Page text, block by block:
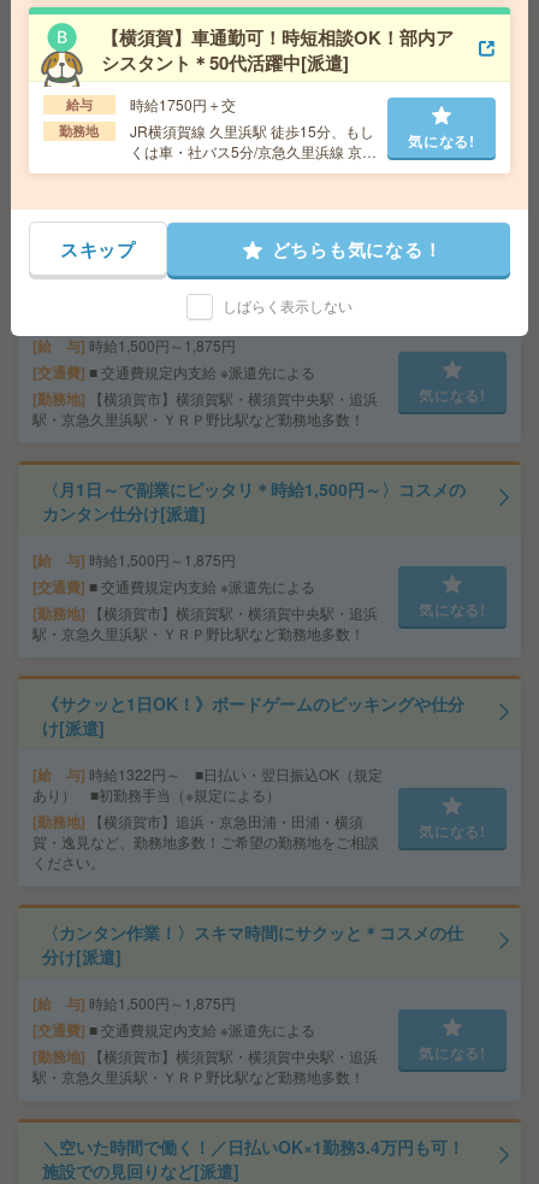
＼1日～OKの簡単作業／輸入お菓子の仕分けやラベル貼
り[派遣]
給 与 時給1322円～ ▼日払いOK（規定あり） ■
初勤務手当あり ※規定による
＜時給1,500円～＊好きな時にお仕事＞コスメのモクモク
給 与 時給1,500円～1,875円
交通費 ■ 交通費規定内支給 ※派遣先による
勤務地
【横須賀市】横須賀駅・横須賀中央駅・追浜
駅・京急久里浜駅・ＹＲＰ野比駅など勤務地多数！
気になる!
〈月1日～で副業にピッタリ＊時給1,500円～〉コスメの
カンタン仕分け[派遣]
給 与 時給1,500円～1,875円
交通費 ■ 交通費規定内支給 ※派遣先による
勤務地
【横須賀市】横須賀駅・横須賀中央駅・追浜
駅・京急久里浜駅・ＹＲＰ野比駅など勤務地多数！
気になる!
《サクッと1日OK！》ボードゲームのピッキングや仕分
け[派遣]
給 与 時給1322円～ ■日払い・翌日振込OK（規定
あり） ■初勤務手当（※規定による）
勤務地
【横須賀市】追浜・京急田浦・田浦・横須
賀・逸見など、勤務地多数！ご希望の勤務地をご相談
ください。
気になる!
〈カンタン作業！〉スキマ時間にサクッと＊コスメの仕
分け[派遣]
給 与 時給1,500円～1,875円
交通費 ■ 交通費規定内支給 ※派遣先による
勤務地
【横須賀市】横須賀駅・横須賀中央駅・追浜
駅・京急久里浜駅・ＹＲＰ野比駅など勤務地多数！
気になる!
＼空いた時間で働く！／日払いOK×1勤務3.4万円も可！
施設での見回りなど[派遣]
【横須賀】車通勤可！時短相談OK！部内ア
シスタント＊50代活躍中[派遣]
給与 時給1750円＋交
勤務地
JR横須賀線 久里浜駅 徒歩15分、もし
くは車・社バス5分/京急久里浜線 京急
久里浜駅 徒歩15分、もしくは車・社
気になる!
スキップ どちらも気になる！
しばらく表示しない